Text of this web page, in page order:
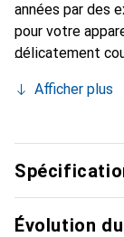
années par des
pour votre
délicatement
smartphone. La
constitue
exigeant.
Afficher plus
Évolution